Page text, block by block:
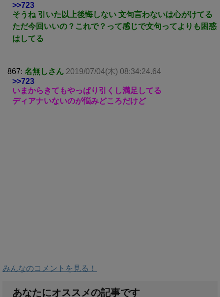
>>723
そうね 引いた以上後悔しない 文句言わないは心がけてる
ただ今回いいの？これで？って感じで文句ってよりも困惑
はしてる
867: 名無しさん 2019/07/04(木) 08:34:24.64
>>723
いまからきてもやっぱり引くし満足してる
ディアナいないのが悩みどころだけど
みんなのコメントを見る！
あなたにオススメの記事です